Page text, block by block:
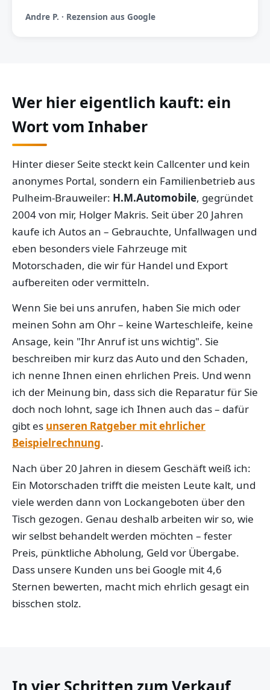
Andre P. · Rezension aus Google
Wer hier eigentlich kauft: ein
Wort vom Inhaber
Hinter dieser Seite steckt kein Callcenter und kein
anonymes Portal, sondern ein Familienbetrieb aus
Pulheim-Brauweiler: H.M.Automobile, gegründet
2004 von mir, Holger Makris. Seit über 20 Jahren
kaufe ich Autos an – Gebrauchte, Unfallwagen und
eben besonders viele Fahrzeuge mit
Motorschaden, die wir für Handel und Export
aufbereiten oder vermitteln.
Wenn Sie bei uns anrufen, haben Sie mich oder
meinen Sohn am Ohr – keine Warteschleife, keine
Ansage, kein "Ihr Anruf ist uns wichtig". Sie
beschreiben mir kurz das Auto und den Schaden,
ich nenne Ihnen einen ehrlichen Preis. Und wenn
ich der Meinung bin, dass sich die Reparatur für Sie
doch noch lohnt, sage ich Ihnen auch das – dafür
gibt es unseren Ratgeber mit ehrlicher
Beispielrechnung.
Nach über 20 Jahren in diesem Geschäft weiß ich:
Ein Motorschaden trifft die meisten Leute kalt, und
viele werden dann von Lockangeboten über den
Tisch gezogen. Genau deshalb arbeiten wir so, wie
wir selbst behandelt werden möchten – fester
Preis, pünktliche Abholung, Geld vor Übergabe.
Dass unsere Kunden uns bei Google mit 4,6
Sternen bewerten, macht mich ehrlich gesagt ein
bisschen stolz.
In vier Schritten zum Verkauf